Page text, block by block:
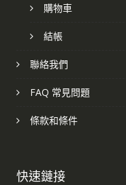
購物車
結帳
聯絡我們
FAQ 常見問題
條款和條件
快速鏈接